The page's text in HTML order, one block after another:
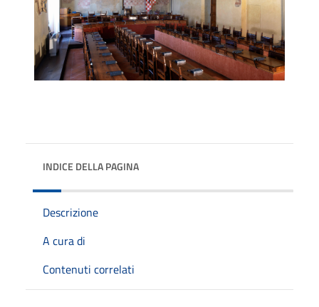
INDICE DELLA PAGINA
Descrizione
A cura di
Contenuti correlati